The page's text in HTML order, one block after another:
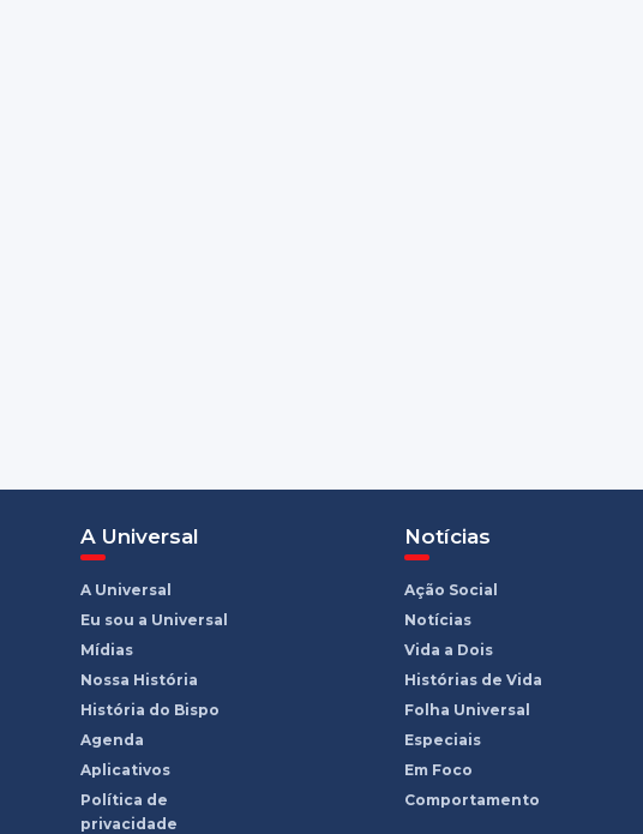
A Universal
A Universal
Eu sou a Universal
Mídias
Nossa História
História do Bispo
Agenda
Aplicativos
Política de
privacidade
Notícias
Ação Social
Notícias
Vida a Dois
Histórias de Vida
Folha Universal
Especiais
Em Foco
Comportamento